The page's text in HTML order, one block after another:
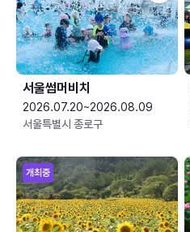
서울썸머비치
2026.07.20~2026.08.09
서울특별시 종로구
개최중